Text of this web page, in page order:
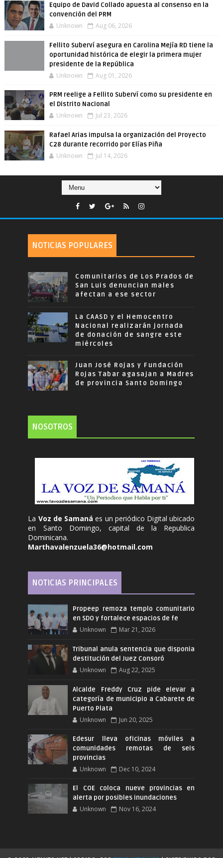
Equipo de David Collado apuesta al consenso en la
convención del PRM
Unknown Aug 06, 2026
Fellito Suberví asegura en Carolina Mejía RD tiene la
oportunidad histórica de elegir la primera mujer
presidente de la República
Unknown Aug 01, 2026
PRM reelige a Fellito Suberví como su presidente en
el Distrito Nacional
Unknown Jul 23, 2026
Rafael Arias impulsa la organización del Proyecto
C28 durante recorrido por Elías Piña
Unknown Jul 14, 2026
NOTICIAS POPULARES
Comunitarios de Los Prados de
San Luis denuncian males
afectan a ese sector
La CAASD y el Hemocentro
Nacional realizarán jornada
de donación de sangre este
miércoles
Juan José Rojas y Fundación
Rojas Tabar agasajan a Madres
de provincia Santo Domingo
NOSOTROS
La Voz de Samanáes un periódico Digital ubicado
en Santo Domingo, capital de la Republica
Dominicana.
Marthavalenzuela36@hotmail.com
NOTICIAS PRINCIPALES
Propeep remoza templo comunitario
en SDO y fortalece espacios de fe
Unknown Mar 21, 2026
Tribunal anula sentencia que disponia
destitución del Juez Consoró
Unknown Aug 22, 2025
Alcalde Freddy Cruz pide elevar a
categoría de municipio a Cabarete de
Puerto Plata
Unknown Jun 20, 2025
Edesur lleva oficinas móviles a
comunidades remotas de seis
provincias
Unknown Dec 10, 2024
El COE coloca nueve provincias en
alerta por posibles inundaciones
Unknown Nov 16, 2024